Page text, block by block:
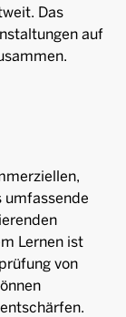
Das
auf
umfassende
Lernen ist
von